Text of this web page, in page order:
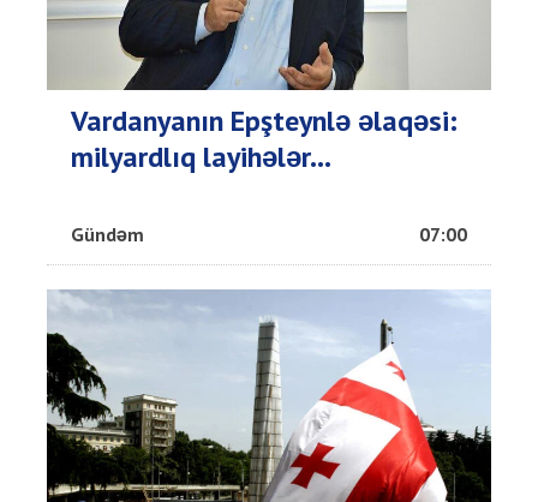
Vardanyanın Epşteynlə əlaqəsi:
milyardlıq layihələr...
Gündəm 07:00